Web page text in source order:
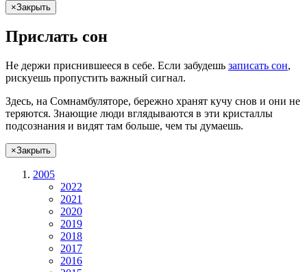
×Закрыть
Прислать сон
Не держи приснившееся в себе. Если забудешь записать сон,
рискуешь пропустить важный сигнал.
Здесь, на Сомнамбуляторе, бережно хранят кучу снов и они не
теряются. Знающие люди вглядываются в эти кристаллы
подсознания и видят там больше, чем ты думаешь.
×Закрыть
2005
2022
2021
2020
2019
2018
2017
2016